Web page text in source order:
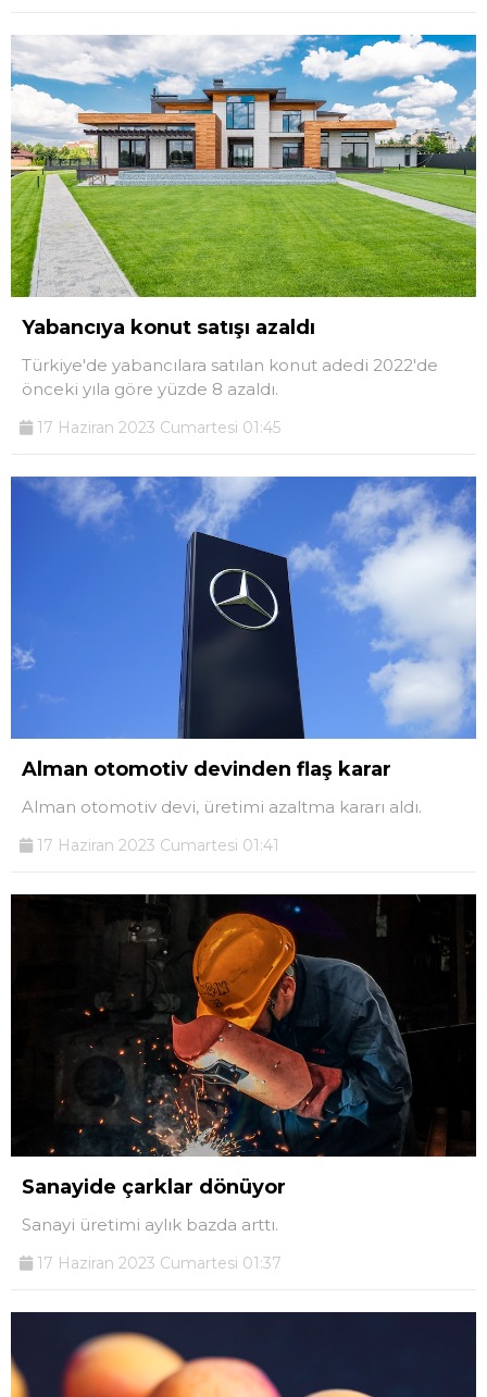
Yabancıya konut satışı azaldı
Türkiye'de yabancılara satılan konut adedi 2022'de
önceki yıla göre yüzde 8 azaldı.
17 Haziran 2023 Cumartesi 01:45
Alman otomotiv devinden flaş karar
Alman otomotiv devi, üretimi azaltma kararı aldı.
17 Haziran 2023 Cumartesi 01:41
Sanayide çarklar dönüyor
Sanayi üretimi aylık bazda arttı.
17 Haziran 2023 Cumartesi 01:37